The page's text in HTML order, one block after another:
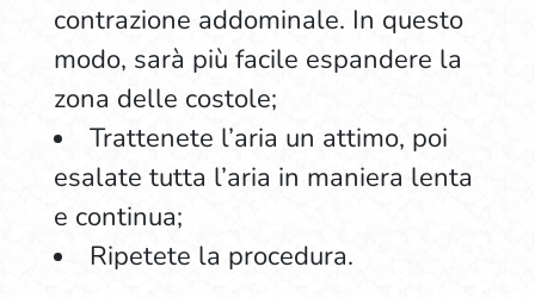
contrazione addominale. In questo
modo, sarà più facile espandere la
zona delle costole;
Trattenete l’aria un attimo, poi
esalate tutta l’aria in maniera lenta
e continua;
Ripetete la procedura.